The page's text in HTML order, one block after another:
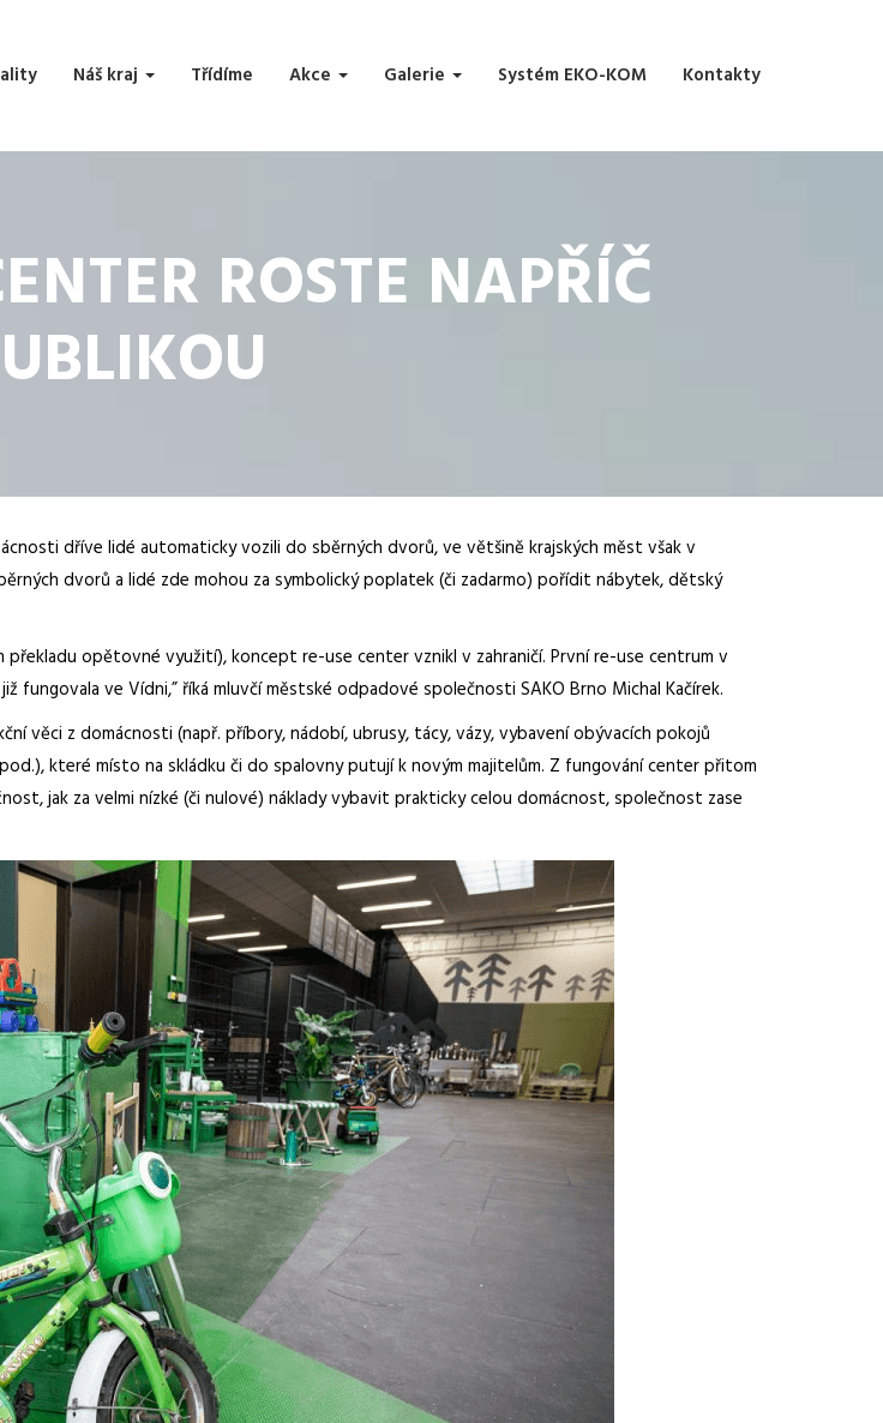
Náš kraj Třídíme Akce Galerie Systém EKO-KOM Kontakty
ROSTE NAPŘÍČ
dříve lidé automaticky vozili do sběrných dvorů, ve většině krajských měst však v
dvorů a lidé zde mohou za symbolický poplatek (či zadarmo) pořídit nábytek, dětský
překladu opětovné využití), koncept re-use center vznikl v zahraničí. První re-use centrum v
fungovala ve Vídni,” říká mluvčí městské odpadové společnosti SAKO Brno Michal Kačírek.
věci z domácnosti (např. příbory, nádobí, ubrusy, tácy, vázy, vybavení obývacích pokojů
které místo na skládku či do spalovny putují k novým majitelům. Z fungování center přitom
jak za velmi nízké (či nulové) náklady vybavit prakticky celou domácnost, společnost zase